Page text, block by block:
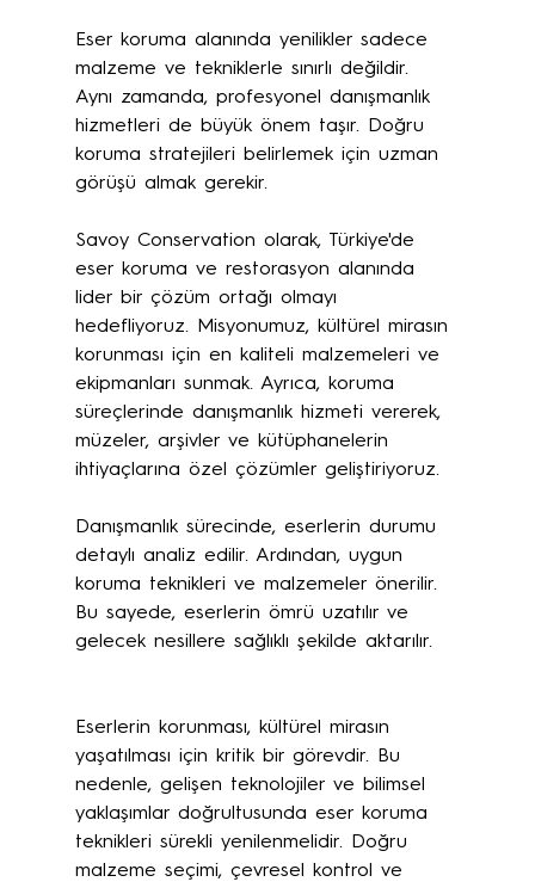
Eser koruma alanında yenilikler sadece
malzeme ve tekniklerle sınırlı değildir.
Aynı zamanda, profesyonel danışmanlık
hizmetleri de büyük önem taşır. Doğru
koruma stratejileri belirlemek için uzman
görüşü almak gerekir.
Savoy Conservation olarak, Türkiye'de
eser koruma ve restorasyon alanında
lider bir çözüm ortağı olmayı
hedefliyoruz. Misyonumuz, kültürel mirasın
korunması için en kaliteli malzemeleri ve
ekipmanları sunmak. Ayrıca, koruma
süreçlerinde danışmanlık hizmeti vererek,
müzeler, arşivler ve kütüphanelerin
ihtiyaçlarına özel çözümler geliştiriyoruz.
Danışmanlık sürecinde, eserlerin durumu
detaylı analiz edilir. Ardından, uygun
koruma teknikleri ve malzemeler önerilir.
Bu sayede, eserlerin ömrü uzatılır ve
gelecek nesillere sağlıklı şekilde aktarılır.
Eserlerin korunması, kültürel mirasın
yaşatılması için kritik bir görevdir. Bu
nedenle, gelişen teknolojiler ve bilimsel
yaklaşımlar doğrultusunda eser koruma
teknikleri sürekli yenilenmelidir. Doğru
malzeme seçimi, çevresel kontrol ve